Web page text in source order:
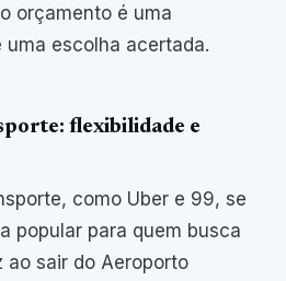
orçamento é uma
uma escolha acertada.
flexibilidade e
como Uber e 99, se
popular para quem busca
ao sair do Aeroporto